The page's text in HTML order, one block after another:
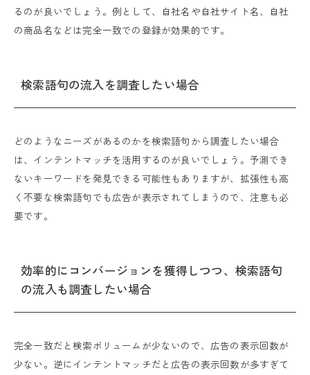
るのが良いでしょう。例として、自社名や自社サイト名、自社
の商品名などは完全一致での登録が効果的です。
検索語句の流入を調査したい場合
どのようなニーズがあるのかを検索語句から調査したい場合
は、インテントマッチを活用するのが良いでしょう。予測でき
ないキーワードを発見できる可能性もありますが、拡張性も高
く不要な検索語句でも広告が表示されてしまうので、注意も必
要です。
効率的にコンバージョンを獲得しつつ、検索語句
の流入も調査したい場合
完全一致だと検索ボリュームが少ないので、広告の表示回数が
少ない。逆にインテントマッチだと広告の表示回数が多すぎて